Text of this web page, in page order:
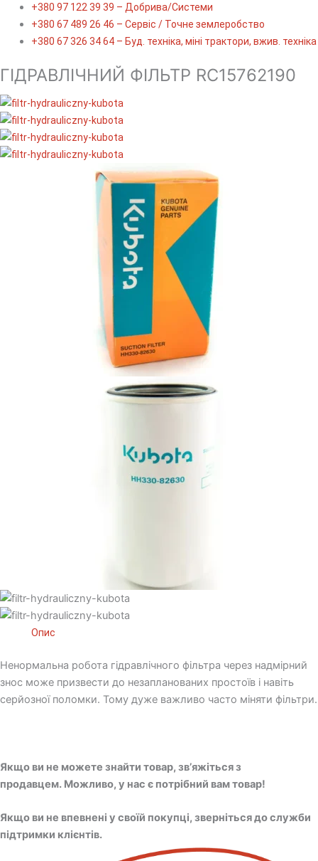
+380 97 122 39 39 – Добрива/Cистеми
+380 67 489 26 46 – Сервіс / Точне землеробство
+380 67 326 34 64 – Буд. техніка, міні трактори, вжив. техніка
ГІДРАВЛІЧНИЙ ФІЛЬТР RC15762190
Опис
Ненормальна робота гідравлічного фільтра через надмірний
знос може призвести до незапланованих простоїв і навіть
серйозної поломки. Тому дуже важливо часто міняти фільтри.
Якщо ви не можете знайти товар, зв’яжіться з
продавцем. Можливо, у нас є потрібний вам товар!
Якщо ви не впевнені у своїй покупці, зверніться до служби
підтримки клієнтів.